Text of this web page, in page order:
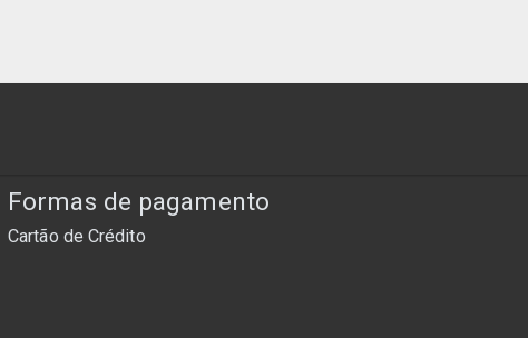
Formas de pagamento
Cartão de Crédito